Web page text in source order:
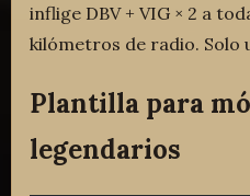
inflige DBV + VIG × 2 a
kilómetros de radio. Solo
Plantilla para
legendarios